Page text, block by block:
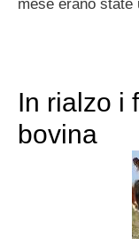
mese erano state
In rialzo i
bovina